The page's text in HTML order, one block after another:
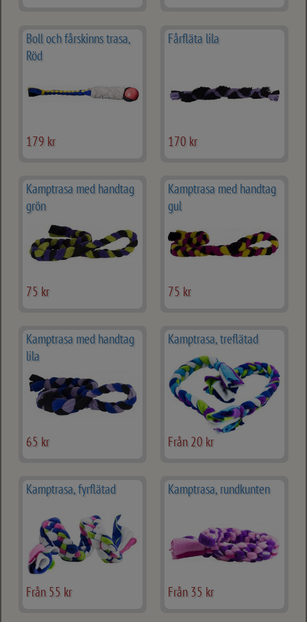
Boll och fårskinns trasa,
Röd
179 kr
Fårfläta lila
170 kr
Kamptrasa med handtag
grön
75 kr
Kamptrasa med handtag
gul
75 kr
Kamptrasa med handtag
lila
65 kr
Kamptrasa, treflätad
Från 20 kr
Kamptrasa, fyrflätad
Från 55 kr
Kamptrasa, rundkunten
Från 35 kr